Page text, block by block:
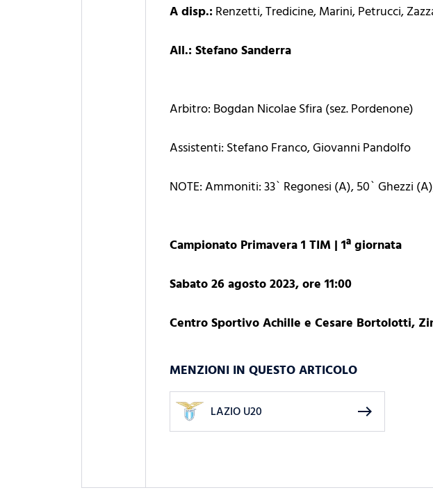
A disp.:Renzetti, Tredicine, Marini, Petrucci,
All.: Stefano Sanderra
Arbitro: Bogdan Nicolae Sfira (sez. Pordenone)
Assistenti: Stefano Franco, Giovanni Pandolfo
NOTE: Ammoniti: 33` Regonesi (A), 50` Ghezzi
Campionato Primavera 1 TIM | 1ª giornata
Sabato 26 agosto 2023, ore 11:00
Centro Sportivo Achille e Cesare Bortolotti,
MENZIONI IN QUESTO ARTICOLO
LAZIO U20 east